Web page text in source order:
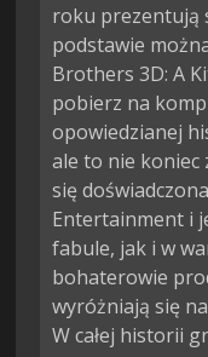
roku prezentują
podstawie
Brothers 3D: A
pobierz na
opowiedzianej
ale to nie koniec
się
Entertainment i
fabule, jak i w
bohaterowie
wyróżniają się
W całej historii